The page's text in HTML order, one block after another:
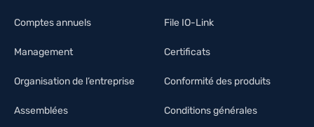
Comptes annuels
Management
Organisation de l’entreprise
Assemblées
File IO-Link
Certificats
Conformité des produits
Conditions générales